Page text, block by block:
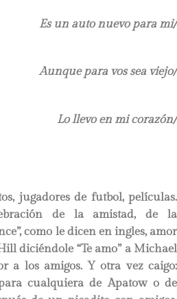
Es un auto nuevo para mi/
Aunque para vos sea viejo/
Lo llevo en mi corazón/
jugadores de futbol, películas.
de la amistad, de la
como le dicen en ingles, amor
diciéndole “Te amo” a Michael
a los amigos. Y otra vez caigo:
cualquiera de Apatow o de